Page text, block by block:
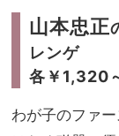
山本忠正
レンゲ
各￥1,320
わが子のファ